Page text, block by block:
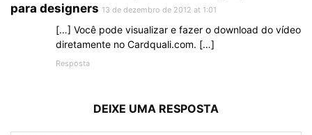
para designers 13 de dezembro de 2012 at 1:01
[…] Você pode visualizar e fazer o download do vídeo
diretamente no Cardquali.com. […]
Resposta
DEIXE UMA RESPOSTA